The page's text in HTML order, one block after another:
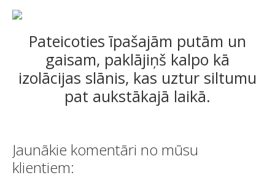
Pateicoties īpašajām putām un
gaisam, paklājiņš kalpo kā
izolācijas slānis, kas uztur siltumu
pat aukstākajā laikā.
Jaunākie komentāri no mūsu
klientiem: